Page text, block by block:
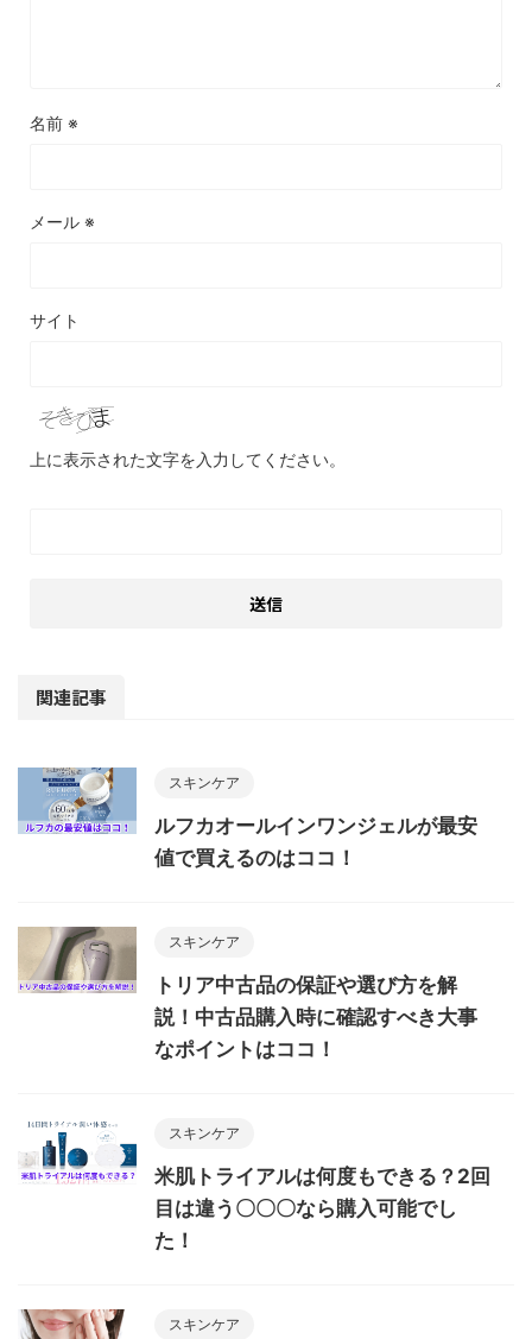
名前 ※
メール ※
サイト
上に表示された文字を入力してください。
関連記事
スキンケア
ルフカオールインワンジェルが最安
値で買えるのはココ！
スキンケア
トリア中古品の保証や選び方を解
説！中古品購入時に確認すべき大事
なポイントはココ！
スキンケア
米肌トライアルは何度もできる？2回
目は違う〇〇〇なら購入可能でし
た！
スキンケア